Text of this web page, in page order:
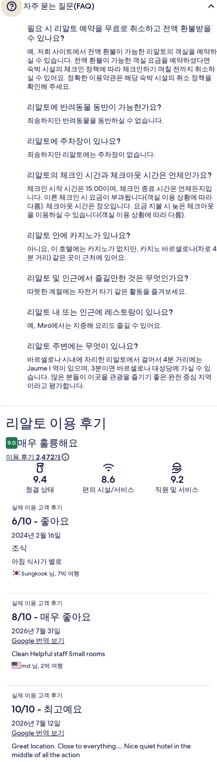
자주 묻는 질문(FAQ)
필요 시 리알토 예약을 무료로 취소하고 전액 환불받을
수 있나요?
예, 저희 사이트에서 전액 환불이 가능한 리알토의 객실을 예약하
실 수 있습니다. 전액 환불이 가능한 객실 요금을 예약하셨다면
숙박 시설의 체크인 정책에 따라 체크인하기 며칠 전까지 취소하
실 수 있어요. 정확한 이용약관은 해당 숙박 시설의 취소 정책을
확인해 주세요.
리알토에 반려동물 동반이 가능한가요?
죄송하지만 반려동물을 동반하실 수 없습니다.
리알토에 주차장이 있나요?
죄송하지만 리알토에는 주차장이 없습니다.
리알토의 체크인 시간과 체크아웃 시간은 언제인가요?
체크인 시작 시간은 15:00이며, 체크인 종료 시간은 언제든지입
니다. 이른 체크인 시 요금이 부과됩니다(객실 이용 상황에 따라
다름). 체크아웃 시간은 정오입니다. 요금 지불 시 늦은 체크아웃
을 이용하실 수 있습니다(객실 이용 상황에 따라 다름).
리알토 안에 카지노가 있나요?
아니요, 이 호텔에는 카지노가 없지만, 카지노 바르셀로나(차로 4
분 거리) 같은 곳이 근처에 있어요.
리알토 및 인근에서 즐길만한 것은 무엇인가요?
따뜻한 계절에는 자전거 타기 같은 활동을 즐겨보세요.
리알토 내 또는 인근에 레스토랑이 있나요?
예, Miró에서는 지중해 요리도 즐길 수 있어요.
리알토 주변에는 무엇이 있나요?
바르셀로나 시내에 자리한 리알토에서 걸어서 4분 거리에는
Jaume I 역이 있으며, 3분이면 바르셀로나 대성당에 가실 수 있
습니다. 많은 분들이 이곳을 관광을 즐기기 좋은 완전 중심 지역
이라고 평가합니다.
이
용
후
리알토 이용 후기
9.0 매우 훌륭해요
이용 후기 2,472개
9.4
청결 상태
8.6
편의 시설/서비스
9.2
직원 및 서비스
이
용
후
기
실제 이용 고객 후기
6/10 - 좋아요
2024년 2월 16일
조식
아침 식사가 별로
Sungkook 님, 7박 여행
실제 이용 고객 후기
8/10 - 매우 좋아요
2026년 7월 31일
Google 번역 보기
Clean Helpful staff Small rooms
md 님, 2박 여행
실제 이용 고객 후기
10/10 - 최고예요
2026년 7월 12일
Google 번역 보기
Great location. Close to everything….Nice quiet hotel in the
middle of all the action